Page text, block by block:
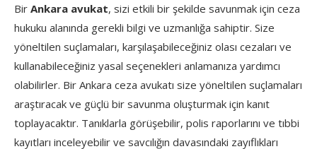
Bir Ankara avukat, sizi etkili bir şekilde savunmak için ceza
hukuku alanında gerekli bilgi ve uzmanlığa sahiptir. Size
yöneltilen suçlamaları, karşılaşabileceğiniz olası cezaları ve
kullanabileceğiniz yasal seçenekleri anlamanıza yardımcı
olabilirler. Bir Ankara ceza avukatı size yöneltilen suçlamaları
araştıracak ve güçlü bir savunma oluşturmak için kanıt
toplayacaktır. Tanıklarla görüşebilir, polis raporlarını ve tıbbi
kayıtları inceleyebilir ve savcılığın davasındaki zayıflıkları